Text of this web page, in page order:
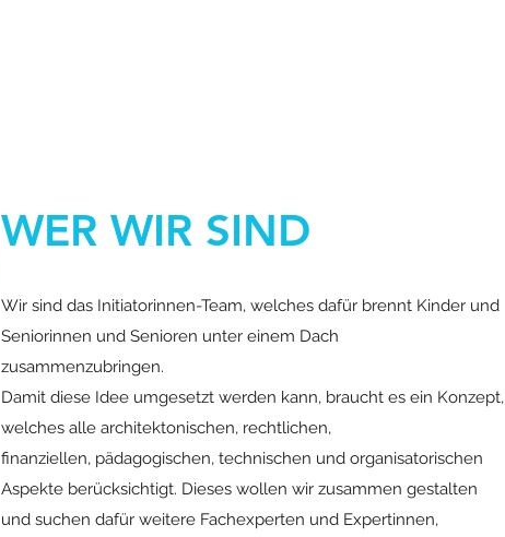
WER WIR SIND
Wir sind das Initiatorinnen-Team, welches dafür brennt Kinder und
Seniorinnen und Senioren unter einem Dach
zusammenzubringen.
Damit diese Idee umgesetzt werden kann, braucht es ein Konzept,
welches alle architektonischen, rechtlichen,
finanziellen, pädagogischen, technischen und organisatorischen
Aspekte berücksichtigt. Dieses wollen wir zusammen gestalten
und suchen dafür weitere Fachexperten und Expertinnen,